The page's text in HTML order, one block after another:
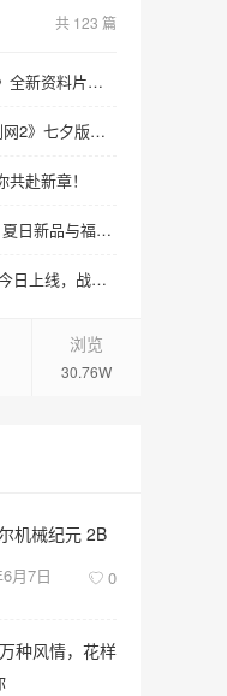
共 123 篇
运筹定江湖，帷幄掌乾坤！《剑网一》全新资料片【运筹帷幄】今日上线！
鹊桥相会七夕情 剑侠江湖共良辰 《剑网2》七夕版本今日浪漫开启！
赴新章！
揽英纳宝，夏日赠礼！《剑侠世界3》夏日新品与福利上线！
《剑侠世界端游》资料片 “开疆拓土” 今日上线，战域领土开放，诚邀好友齐聚新服畅爽酣战
浏览
30.76W
机械纪元 2B
月7日 0
种风情，花样